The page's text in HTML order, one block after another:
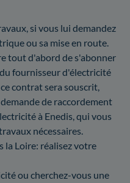
si vous lui demandez
ou sa mise en route.
tout d'abord de s'abonner
fournisseur d'électricité
contrat sera souscrit,
de raccordement
à Enedis, qui vous
nécessaires.
la Loire: réalisez votre
ou cherchez-vous une